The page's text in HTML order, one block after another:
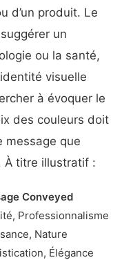
d’un produit. Le
un
ou la santé,
visuelle
à évoquer le
des couleurs doit
message que
À titre illustratif :
Conveyed
Professionnalisme
Nature
Élégance